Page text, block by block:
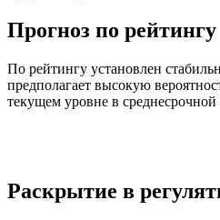
Прогноз по рейтингу
По рейтингу установлен
предполагает высокую
текущем уровне в среднесрочной
Раскрытие в